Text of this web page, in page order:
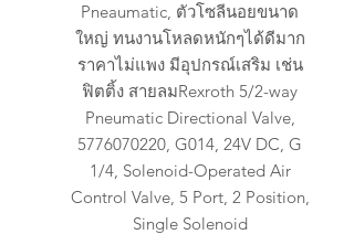
Pneaumatic, ตัวโซลีนอยขนาด
ใหญ่ ทนงานโหลดหนักๆได้ดีมาก
ราคาไม่แพง มีอุปกรณ์เสริม เช่น
ฟิตติ้ง สายลมRexroth 5/2-way
Pneumatic Directional Valve,
5776070220, G014, 24V DC, G
1/4, Solenoid-Operated Air
Control Valve, 5 Port, 2 Position,
Single Solenoid